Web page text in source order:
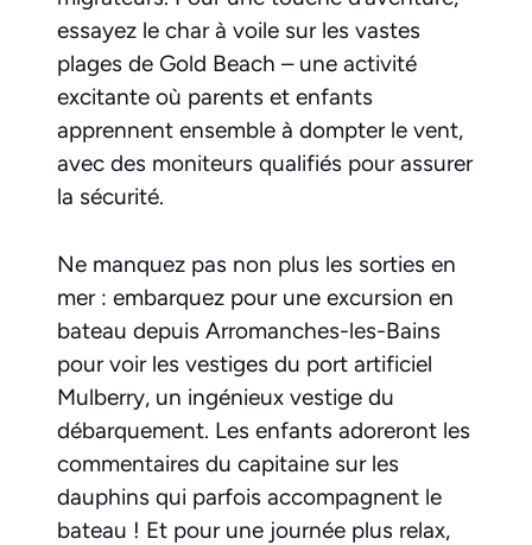
essayez le char à voile sur les vastes
plages de Gold Beach – une activité
excitante où parents et enfants
apprennent ensemble à dompter le vent,
avec des moniteurs qualifiés pour assurer
la sécurité.
Ne manquez pas non plus les sorties en
mer : embarquez pour une excursion en
bateau depuis Arromanches-les-Bains
pour voir les vestiges du port artificiel
Mulberry, un ingénieux vestige du
débarquement. Les enfants adoreront les
commentaires du capitaine sur les
dauphins qui parfois accompagnent le
bateau ! Et pour une journée plus relax,